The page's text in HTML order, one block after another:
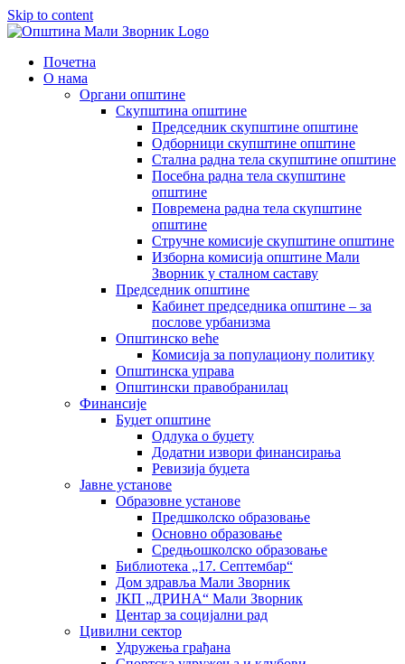
Skip to content
Почетна
О нама
Органи општине
Скупштина општине
Председник скупштине општине
Одборници скупштине општине
Стална радна тела скупштине општине
Посебна радна тела скупштине
општине
Повремена радна тела скупштине
општине
Стручне комисије скупштине општине
Изборна комисија општине Мали
Зворник у сталном саставу
Председник општине
Кабинет председника општине – за
послове урбанизма
Општинско веће
Комисија за популациону политику
Општинска управа
Општински правобранилац
Финансије
Буџет општине
Одлука о буџету
Додатни извори финансирања
Ревизија буџета
Јавне установе
Образовне установе
Предшколско образовање
Основно образовање
Средњошколско образовање
Библиотека „17. Септембар“
Дом здравља Мали Зворник
ЈКП „ДРИНА“ Мали Зворник
Центар за социјални рад
Цивилни сектор
Удружења грађана